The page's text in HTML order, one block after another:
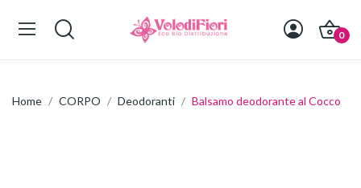
0
Home CORPO Deodoranti Balsamo deodorante al Cocco